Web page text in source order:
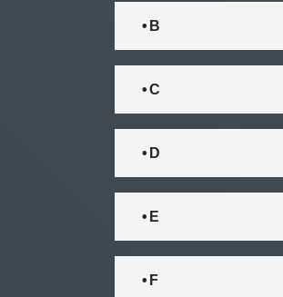
• B
• C
• D
• E
• F